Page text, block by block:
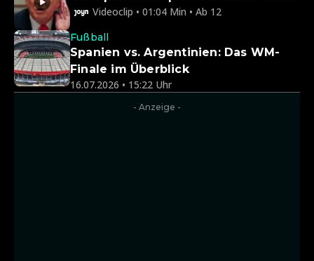
Videoclip • 01:04 Min • Ab 12
Fußball
Spanien vs. Argentinien: Das WM-
Finale im Überblick
16.07.2026 • 15:22 Uhr
- Anzeige -